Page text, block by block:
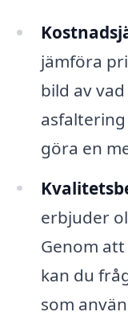
jämföra
bild av
göra en
erbjuder
Genom
kan du
som